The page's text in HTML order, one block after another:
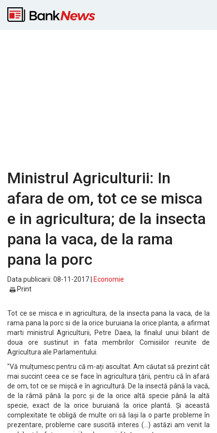
Ministrul Agriculturii: In
afara de om, tot ce se misca
e in agricultura; de la insecta
pana la vaca, de la rama
pana la porc
Data publicarii: 08-11-2017 |
Economie
Print
Tot ce se misca e in agricultura, de la insecta pana la vaca, de la
rama pana la porc si de la orice buruiana la orice planta, a afirmat
marti ministrul Agriculturii, Petre Daea, la finalul unui bilant de
doua ore sustinut in fata membrilor Comisiilor reunite de
Agricultura ale Parlamentului.
"Vă mulțumesc pentru că m-ați ascultat. Am căutat să prezint cât
mai succint ceea ce se face în agricultura țării, pentru că în afară
de om, tot ce se mișcă e în agricultură. De la insectă până la vacă,
de la râmă până la porc și de la orice altă specie până la altă
specie, exact de la orice buruiană la orice plantă. Și această
complexitate te obligă de multe ori să lași la o parte probleme în
prezentare, probleme care suscită interes (...) astăzi am venit la